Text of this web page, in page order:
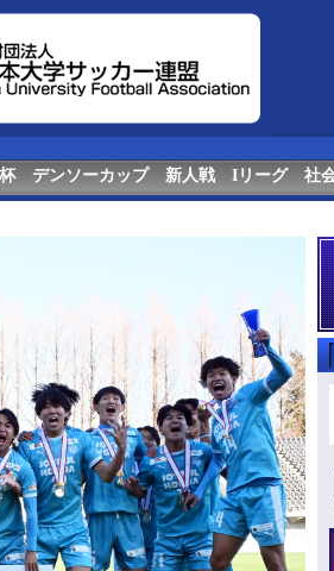
デンソーカップ 新人戦 Iリーグ 社